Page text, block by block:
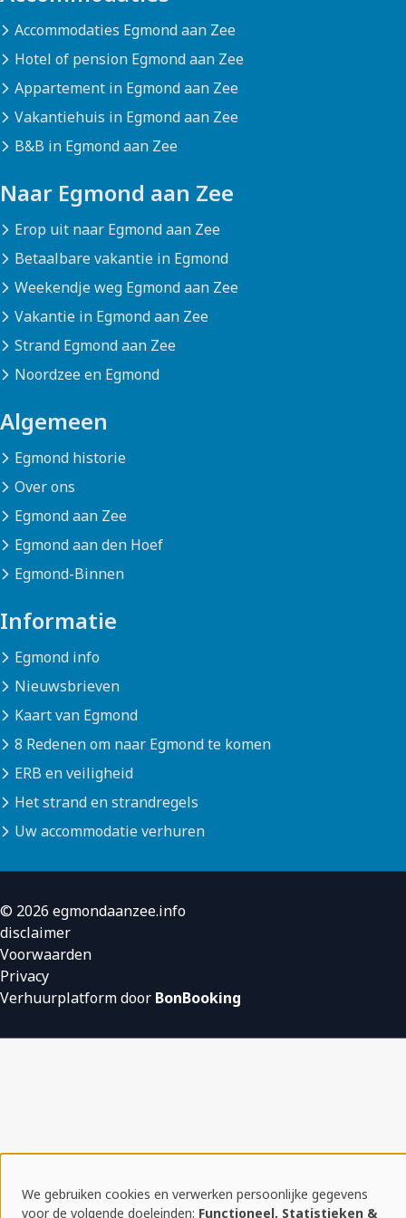
Accommodaties Egmond aan Zee
Hotel of pension Egmond aan Zee
Appartement in Egmond aan Zee
Vakantiehuis in Egmond aan Zee
B&B in Egmond aan Zee
Naar Egmond aan Zee
Erop uit naar Egmond aan Zee
Betaalbare vakantie in Egmond
Weekendje weg Egmond aan Zee
Vakantie in Egmond aan Zee
Strand Egmond aan Zee
Noordzee en Egmond
Algemeen
Egmond historie
Over ons
Egmond aan Zee
Egmond aan den Hoef
Egmond-Binnen
Informatie
Egmond info
Nieuwsbrieven
Kaart van Egmond
8 Redenen om naar Egmond te komen
ERB en veiligheid
Het strand en strandregels
Uw accommodatie verhuren
© 2026 egmondaanzee.info
disclaimer
Voorwaarden
Privacy
Verhuurplatform door BonBooking
We gebruiken cookies en verwerken persoonlijke gegevens
voor de volgende doeleinden: Functioneel, Statistieken &